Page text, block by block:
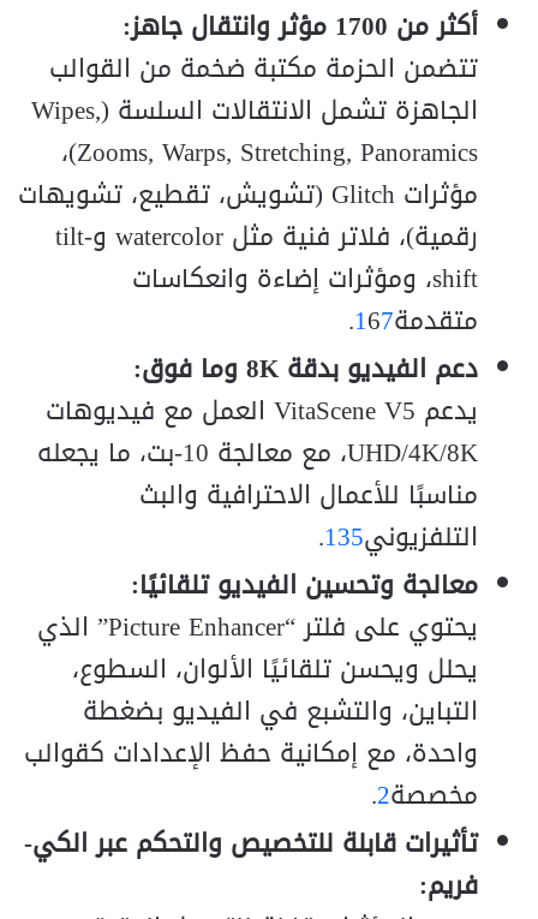
أكثر من 1700 مؤثر وانتقال جاهز:
تتضمن الحزمة مكتبة ضخمة من القوالب
الجاهزة تشمل الانتقالات السلسة (Wipes,
Zooms, Warps, Stretching, Panoramics)،
مؤثرات Glitch (تشويش، تقطيع، تشويهات
رقمية)، فلاتر فنية مثل watercolor وtilt-
shift، ومؤثرات إضاءة وانعكاسات
متقدمة 167
.
دعم الفيديو بدقة 8K وما فوق:
يدعم VitaScene V5 العمل مع فيديوهات
UHD/4K/8K، مع معالجة 10-بت، ما يجعله
مناسبًا للأعمال الاحترافية والبث
التلفزيوني 135
.
معالجة وتحسين الفيديو تلقائيًا:
يحتوي على فلتر “Picture Enhancer” الذي
يحلل ويحسن تلقائيًا الألوان، السطوع،
التباين، والتشبع في الفيديو بضغطة
واحدة، مع إمكانية حفظ الإعدادات كقوالب
مخصصة2
.
تأثيرات قابلة للتخصيص والتحكم عبر الكي-
فريم: